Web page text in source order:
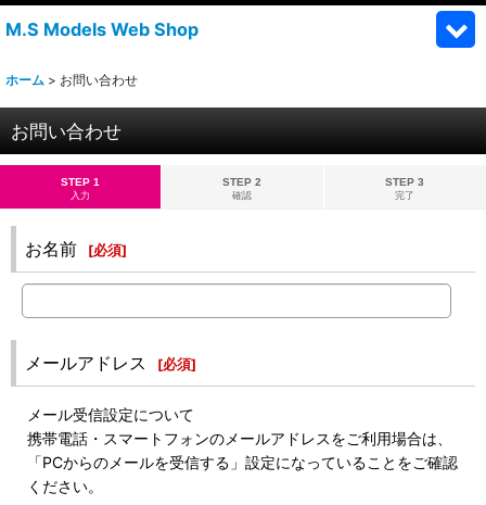
M.S Models Web Shop
ホーム > お問い合わせ
お問い合わせ
STEP 1
入力
STEP 2
確認
STEP 3
完了
お名前 [必須]
メールアドレス [必須]
メール受信設定について
携帯電話・スマートフォンのメールアドレスをご利用場合は、
「PCからのメールを受信する」設定になっていることをご確認
ください。